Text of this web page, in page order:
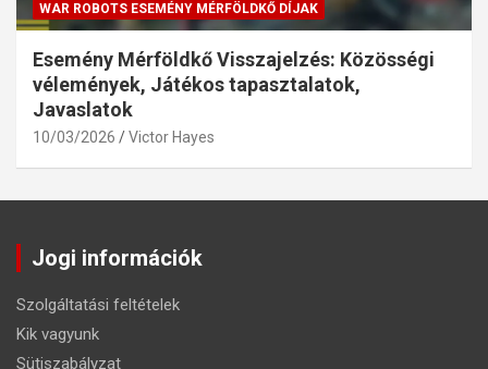
WAR ROBOTS ESEMÉNY MÉRFÖLDKŐ DÍJAK
Esemény Mérföldkő Visszajelzés: Közösségi
vélemények, Játékos tapasztalatok,
Javaslatok
10/03/2026 Victor Hayes
Jogi információk
Szolgáltatási feltételek
Kik vagyunk
Sütiszabályzat